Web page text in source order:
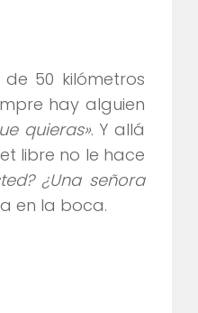
50 kilómetros
hay alguien
quieras». Y allá
libre no le hace
¿Una señora
en la boca.